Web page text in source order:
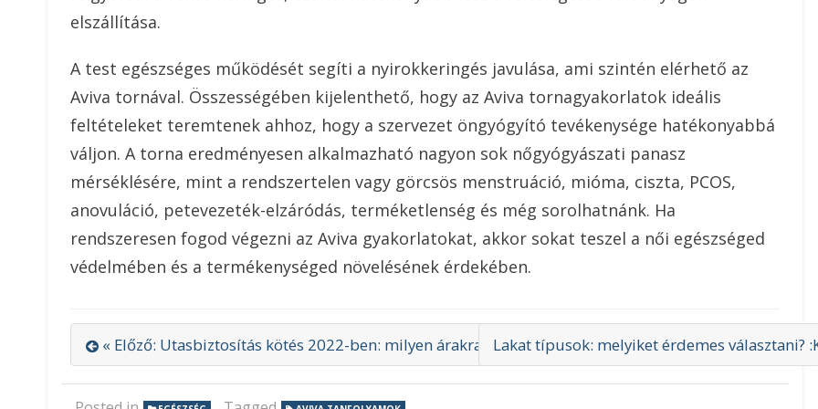
elszállítása.
A test egészséges működését segíti a nyirokkeringés javulása, ami szintén elérhető az
Aviva tornával. Összességében kijelenthető, hogy az Aviva tornagyakorlatok ideális
feltételeket teremtenek ahhoz, hogy a szervezet öngyógyító tevékenysége hatékonyabbá
váljon. A torna eredményesen alkalmazható nagyon sok nőgyógyászati panasz
mérséklésére, mint a rendszertelen vagy görcsös menstruáció, mióma, ciszta, PCOS,
anovuláció, petevezeték-elzáródás, terméketlenség és még sorolhatnánk. Ha
rendszeresen fogod végezni az Aviva gyakorlatokat, akkor sokat teszel a női egészséged
védelmében és a termékenységed növelésének érdekében.
« Előző: Utasbiztosítás kötés 2022-ben: milyen árakra lehet most számítani?Lakat típusok: melyiket érdemes választani?